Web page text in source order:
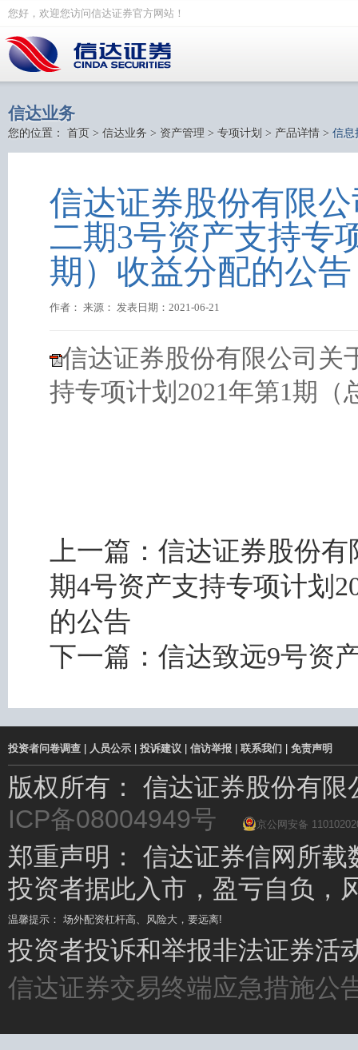
您好，欢迎您访问信达证券官方网站！
信达业务
您的位置： 首页 > 信达业务 > 资产管理 > 专项计划 > 产品详情 > 信息
信达证券股份有限
二期3号资产支持专
期）收益分配的公告
作者： 来源： 发表日期：2021-06-21
信达证券股份有限公司关
持专项计划2021年第1期
上一篇： 信达证券股份有
期4号资产支持专项计划
的公告
下一篇： 信达致远9号资
投资者问卷调查 人员公示 投诉建议 信访举报 联系我们 免责声明
版权所有： 信达证券股份有
ICP备08004949号
京公网安备
郑重声明： 信达证券信网所
投资者据此入市，盈亏自负，
温馨提示： 场外配资杠杆高、风险大，要远离!
温馨提示： 坚持理性投资，远离场外配资
投资者投诉和举报非法证券活
信达证券交易终端应急措施公